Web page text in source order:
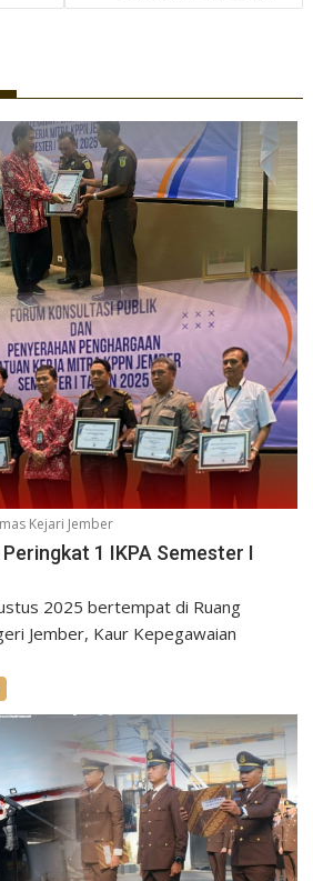
Kejari Jember
1 IKPA Semester I
2025 bertempat di Ruang
Jember, Kaur Kepegawaian